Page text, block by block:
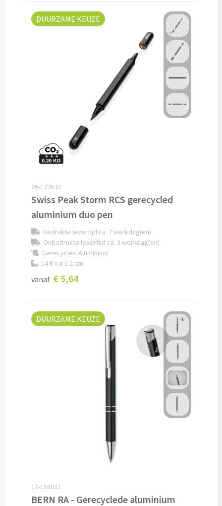
Pepernoten & Strooigoed
Schrijfwaren & Kantoorartikelen
Houten balpennen bedrukken
Touchpennen bedrukken
Alle schrijfwaren & pennen
Overige schrijfwaren
Potloden bedrukken
Markeerstiften bedrukken
Stoepkrijt bedrukken
Notitieboekjes & Schrijfmappen
Documentmappen bedrukken
Klemborden bedrukken
DUURZAME KEUZE
26-179532
Swiss Peak Storm RCS gerecycled
aluminium duo pen
Bedrukte levertijd ca. 7 werkdag(en)
Onbedrukte levertijd ca. 3 werkdag(en)
Gerecycled Aluminium
14.8 x ø 1.2 cm
vanaf € 5,64
DUURZAME KEUZE
17-158031
BERN RA - Gerecyclede aluminium